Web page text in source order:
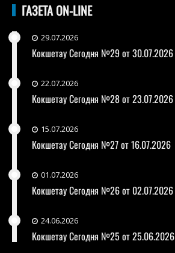
ГАЗЕТА ON-LINE
29.07.2026
Кокшетау Сегодня №29 от 30.07.2026
22.07.2026
Кокшетау Сегодня №28 от 23.07.2026
15.07.2026
Кокшетау Сегодня №27 от 16.07.2026
01.07.2026
Кокшетау Сегодня №26 от 02.07.2026
24.06.2026
Кокшетау Сегодня №25 от 25.06.2026